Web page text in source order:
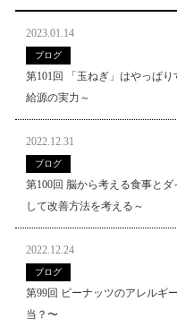
2023.01.14
ブログ
第101回 「玉ねぎ」はやっぱ
給源の実力～
2022.12.31
ブログ
第100回 脳から考える食事と
して改善方法を考える～
2022.12.24
ブログ
第99回 ピーナッツのアレルギ
当？〜